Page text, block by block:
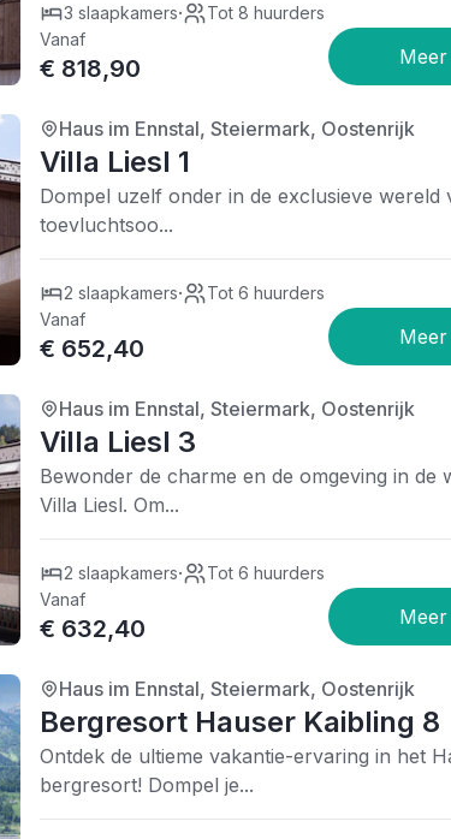
3 slaapkamers·
Tot 8 huurders
Vanaf
€ 818,90
Haus im Ennstal, Steiermark, Oostenrijk
Villa Liesl 1
Dompel uzelf onder in de exclusieve wereld
toevluchtsoo...
2 slaapkamers·
Tot 6 huurders
Vanaf
€ 652,40
Haus im Ennstal, Steiermark, Oostenrijk
Villa Liesl 3
Bewonder de charme en de omgeving in de
Villa Liesl. Om...
2 slaapkamers·
Tot 6 huurders
Vanaf
€ 632,40
Haus im Ennstal, Steiermark, Oostenrijk
Bergresort Hauser Kaibling 8
Ontdek de ultieme vakantie-ervaring in het
bergresort! Dompel je...